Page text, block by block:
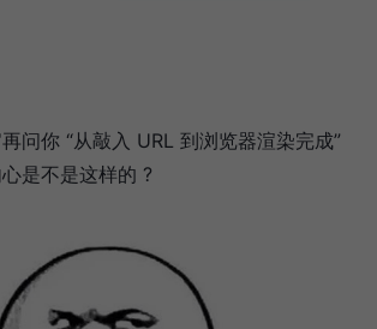
问你 “从敲入 URL 到浏览器渲染完成”
是不是这样的 ?